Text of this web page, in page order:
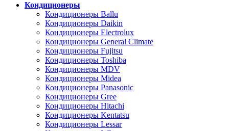
Кондиционеры
Кондиционеры Ballu
Кондиционеры Daikin
Кондиционеры Electrolux
Кондиционеры General Climate
Кондиционеры Fujitsu
Кондиционеры Toshiba
Кондиционеры MDV
Кондиционеры Midea
Кондиционеры Panasonic
Кондиционеры Gree
Кондиционеры Hitachi
Кондиционеры Kentatsu
Кондиционеры Lessar